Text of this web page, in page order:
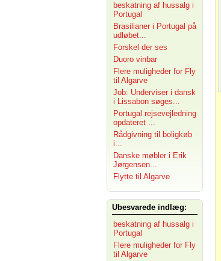
beskatning af hussalg i
Portugal
Brasilianer i Portugal på
udløbet...
Forskel der ses
Duoro vinbar
Flere muligheder for Fly
til Algarve
Job: Underviser i dansk
i Lissabon søges...
Portugal rejsevejledning
opdateret ...
Rådgivning til boligkøb
i...
Danske møbler i Erik
Jørgensen...
Flytte til Algarve
Ubesvarede indlæg:
beskatning af hussalg i
Portugal
Flere muligheder for Fly
til Algarve